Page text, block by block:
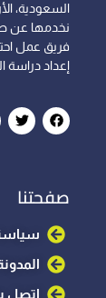
السعودية،
نخدمها عن
فريق عمل
إعداد دراسة
صفحتنا
اتصل